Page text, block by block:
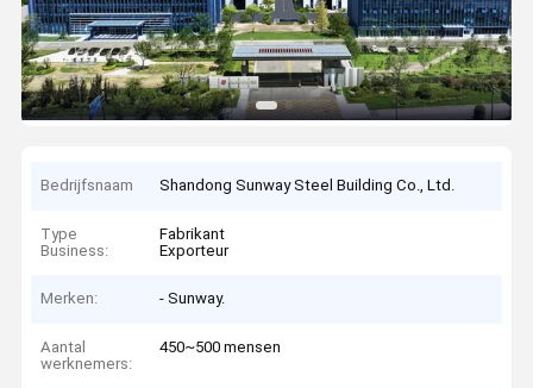
Bedrijfsnaam Shandong Sunway Steel Building Co., Ltd.
Type
Business:
Fabrikant
Exporteur
Merken: - Sunway.
Aantal
werknemers:
450~500 mensen